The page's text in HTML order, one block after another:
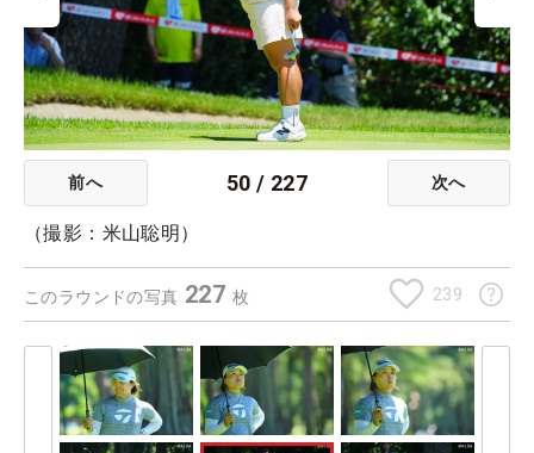
前へ 50 / 227 次へ
（撮影：米山聡明）
このラウンドの写真 227 枚 239